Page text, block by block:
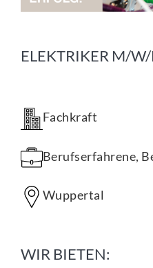
KONTAKT
ELEKTRIKER M/
Fachkraft
Berufserfahrene,
Wuppertal
WIR BIETEN: